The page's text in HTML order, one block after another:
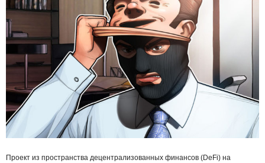
Проект из пространства децентрализованных финансов (DeFi) на